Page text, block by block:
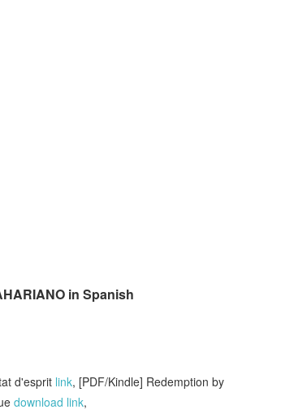
in Spanish
d'esprit link, [PDF/Kindle] Redemption by
download link,